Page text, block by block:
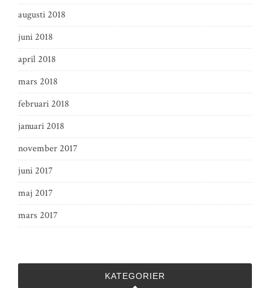
augusti 2018
juni 2018
april 2018
mars 2018
februari 2018
januari 2018
november 2017
juni 2017
maj 2017
mars 2017
KATEGORIER